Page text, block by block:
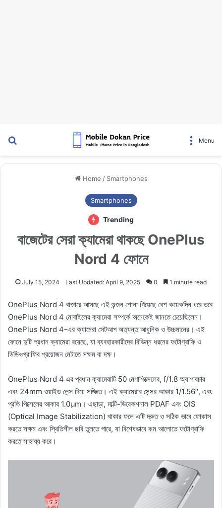
Menu
Home / Smartphones
Smartphones
Trending
বাজেটের সেরা ক্যামেরা থাকছে OnePlus
Nord 4 ফোনে
July 15, 2024 Last Updated: April 9, 2025 0 1 minute read
OnePlus Nord 4 বাজারে আসছে এই গুন্জন শোনা গিয়েছে বেশ কয়েকদিন ধরে তবে
OnePlus Nord 4 মোবাইলের ক্যামেরা সম্পর্কে অনেকেই জানতে চেয়েছিলেন।
OnePlus Nord 4-এর ক্যামেরা সেটআপ অত্যন্ত আধুনিক ও উচ্চমানের। এই
ফোনে দুটি প্রধান ক্যামেরা রয়েছে, যা ব্যবহারকারীদের বিভিন্ন ধরনের ফটোগ্রাফি ও
ভিডিওগ্রাফির প্রয়োজন মেটাতে সক্ষম বা দক্ষ।
OnePlus Nord 4 এর প্রধান ক্যামেরাটি 50 মেগাপিক্সেলের, f/1.8 অ্যাপারচার
এবং 24mm ওয়াইড লেন্স দিয়ে সজ্জিত। এই ক্যামেরার সেন্সর আকার 1/1.56″, এবং
প্রতি পিক্সেলের আকার 1.0µm। এছাড়া, মাল্টি-ডিরেকশনাল PDAF এবং OIS
(Optical Image Stabilization) থাকার ফলে এটি দ্রুত ও সঠিক ভাবে ফোকাস
করতে সক্ষম এবং স্থিতিশীল ছবি তুলতে পারে, যা বিশেষভাবে কম আলোতে ফটোগ্রাফি
করতে সাহায্য করে।